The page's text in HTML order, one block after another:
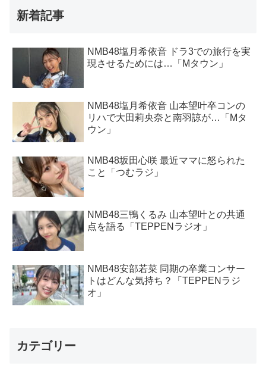
新着記事
NMB48塩月希依音 ドラ3での旅行を実
現させるためには…「Mタウン」
NMB48塩月希依音 山本望叶卒コンの
リハで大田莉央奈と南羽諒が…「Mタ
ウン」
NMB48坂田心咲 最近ママに怒られた
こと「つむラジ」
NMB48三鴨くるみ 山本望叶との共通
点を語る「TEPPENラジオ」
NMB48安部若菜 同期の卒業コンサー
トはどんな気持ち？「TEPPENラジ
オ」
カテゴリー